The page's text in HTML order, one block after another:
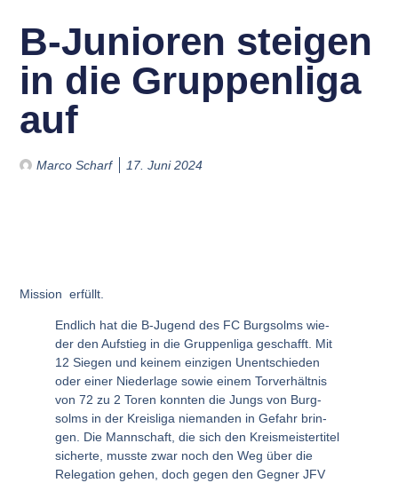
B‑Junioren stei­gen
in die Grup­pen­li­ga
auf
Marco Scharf 17. Juni 2024
Mis­si­on erfüllt
End­lich hat die B‑Jugend des FC Burg­solms wie­
der den Auf­stieg in die Grup­pen­li­ga geschafft. Mit
12 Sie­gen und kei­nem ein­zi­gen Unent­schie­den
oder einer Nie­der­la­ge sowie einem Tor­ver­hält­nis
von 72 zu 2 Toren konn­ten die Jungs von Burg­
solms in der Kreis­li­ga nie­man­den in Gefahr brin­
gen. Die Mann­schaft, die sich den Kreis­meis­ter­ti­tel
sicher­te, muss­te zwar noch den Weg über die
Rele­ga­ti­on gehen, doch gegen den Geg­ner JFV